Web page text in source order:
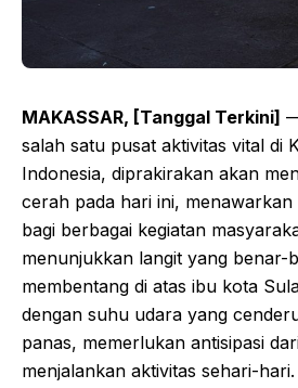
MAKASSAR, [Tanggal Terkini]
salah satu pusat aktivitas vital di
Indonesia, diprakirakan akan
cerah pada hari ini, menawarkan
bagi berbagai kegiatan
menunjukkan langit yang benar-
membentang di atas ibu kota
dengan suhu udara yang
panas, memerlukan antisipasi
menjalankan aktivitas sehari-hari.